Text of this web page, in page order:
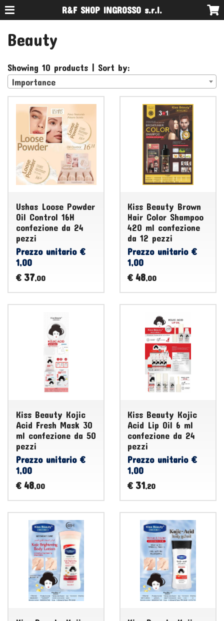
R&F SHOP INGROSSO s.r.l.
Beauty
Showing 10 products | Sort by:
Importance
Ushas Loose Powder
Oil Control 16H
confezione da 24
pezzi
Prezzo unitario €
1,00
€ 37,00
Kiss Beauty Brown
Hair Color Shampoo
420 ml confezione
da 12 pezzi
Prezzo unitario €
1,00
€ 48,00
Kiss Beauty Kojic
Acid Fresh Mask 30
ml confezione da 50
pezzi
Prezzo unitario €
1,00
€ 48,00
Kiss Beauty Kojic
Acid Lip Oil 6 ml
confezione da 24
pezzi
Prezzo unitario €
1,00
€ 31,20